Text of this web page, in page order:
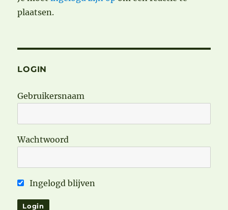
plaatsen.
LOGIN
Gebruikersnaam
Wachtwoord
Ingelogd blijven